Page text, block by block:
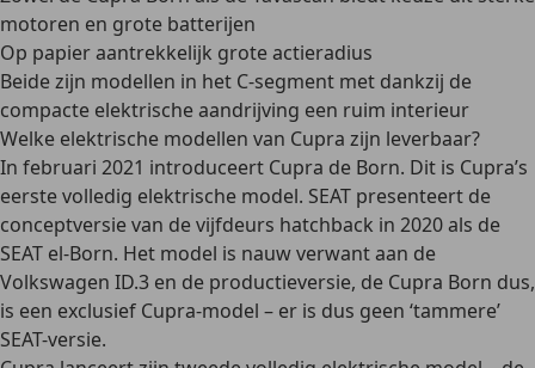
motoren en grote batterijen
Op papier aantrekkelijk grote actieradius
Beide zijn modellen in het C-segment met dankzij de
compacte elektrische aandrijving een ruim interieur
Welke elektrische modellen van Cupra zijn leverbaar?
In februari 2021 introduceert Cupra de Born. Dit is Cupra’s
eerste volledig elektrische model. SEAT presenteert de
conceptversie van de vijfdeurs hatchback in 2020 als de
SEAT el-Born. Het model is nauw verwant aan de
Volkswagen ID.3 en de productieversie, de Cupra Born dus,
is een exclusief Cupra-model – er is dus geen ‘tammere’
SEAT-versie.